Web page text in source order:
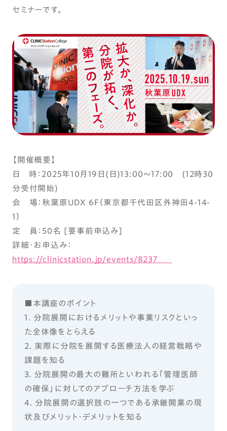
セミナーです。
【開催概要】
日 時：2025年10月19日(日)13:00～17:00 (12時30
分受付開始)
会 場：秋葉原UDX 6F（東京都千代田区外神田4-14-
1）
定 員：50名 [要事前申込み]
詳細・お申込み：
https://clinicstation.jp/events/8237
■本講座のポイント
1. 分院展開におけるメリットや事業リスクといっ
た全体像をとらえる
2. 実際に分院を展開する医療法人の経営戦略や
課題を知る
3. 分院展開の最大の難所といわれる「管理医師
の確保」に対してのアプローチ方法を学ぶ
4. 分院展開の選択肢の一つである承継開業の現
状及びメリット・デメリットを知る